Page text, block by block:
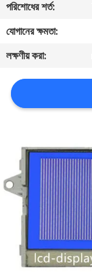
সাথে
যোগাযোগ
করুন
খবর
জন্য
আবেদন
সাইট
ম্যাপ
পরিশোধের শর্ত:
যোগানের ক্ষমতা:
লক্ষণীয় করা: